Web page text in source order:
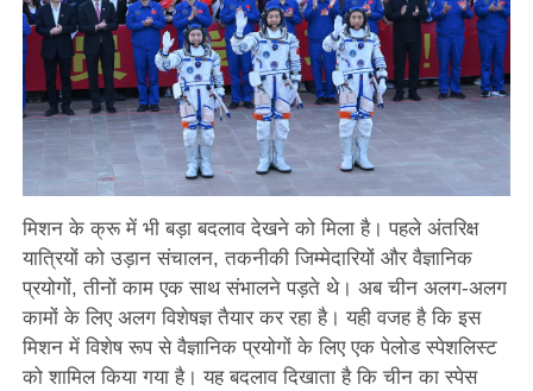
मिशन के क्रू में भी बड़ा बदलाव देखने को मिला है। पहले अंतरिक्ष
यात्रियों को उड़ान संचालन, तकनीकी जिम्मेदारियों और वैज्ञानिक
प्रयोगों, तीनों काम एक साथ संभालने पड़ते थे। अब चीन अलग-अलग
कामों के लिए अलग विशेषज्ञ तैयार कर रहा है। यही वजह है कि इस
मिशन में विशेष रूप से वैज्ञानिक प्रयोगों के लिए एक पेलोड स्पेशलिस्ट
को शामिल किया गया है। यह बदलाव दिखाता है कि चीन का स्पेस